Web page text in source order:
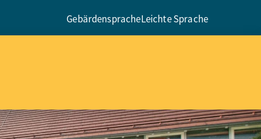
GebärdenspracheLeichte Sprache